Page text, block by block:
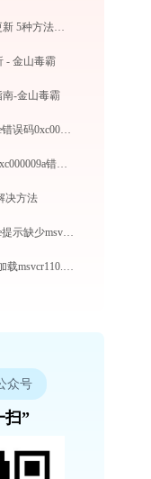
Win10如何彻底永久关闭自动更新 5种方法教你永久关闭win10自动更新
- 金山毒霸
南-金山毒霸
税控发票开票 MainExecuteS.exe错误码0xc000000d处理办法
腾讯视频打开QQLive.exe提示0xc000009a错误码怎么办
决方法
Windows 命令处理程序 cmd.exe提示缺少msvcp120.dll文件的解决办法
网银伴侣启动程序 launcher.exe加载msvcr110.dll文件丢失处理办法
众号
扫”